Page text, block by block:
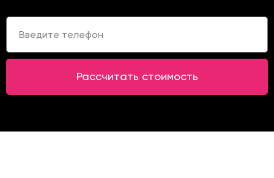
Т
е
н
Рассчитать стоимость